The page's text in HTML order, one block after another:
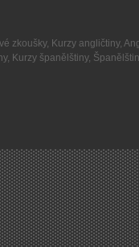
zkoušky, Kurzy angličtiny,
, Kurzy španělštiny,